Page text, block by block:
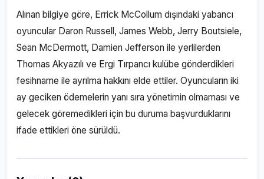
Alınan bilgiye göre, Errick McCollum dışındaki yabancı
oyuncular Daron Russell, James Webb, Jerry Boutsiele,
Sean McDermott, Damien Jefferson ile yerlilerden
Thomas Akyazılı ve Ergi Tırpancı kulübe gönderdikleri
fesihname ile ayrılma hakkını elde ettiler. Oyuncuların iki
ay geciken ödemelerin yanı sıra yönetimin olmaması ve
gelecek göremedikleri için bu duruma başvurduklarını
ifade ettikleri öne sürüldü.